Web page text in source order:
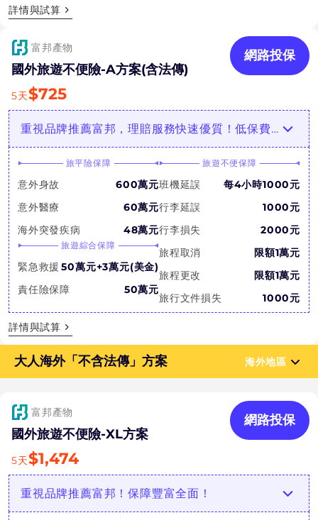
詳情與試算
富邦產物
國外旅遊不便險-A方案(含法傳)
網路投保
5天$725
重視品牌推薦富邦，理賠服務快速優質！低保費享高額責任險！
旅平險保障
意外身故
600萬元
意外醫療
60萬元
海外突發疾病
48萬元
旅遊綜合保障
緊急救援 50萬元+3萬元(美金)
責任險保障
50萬元
旅遊不便保障
班機延誤
每4小時1000元
行李延誤
1000元
行李損失
2000元
旅程取消
限額1萬元
旅程更改
限額1萬元
旅行文件損失
1000元
詳情與試算
大人海外「不含法傳」方案 海外地區
富邦產物
國外旅遊不便險-XL方案
網路投保
5天$1,474
重視品牌推薦富邦！保障豐富全面！